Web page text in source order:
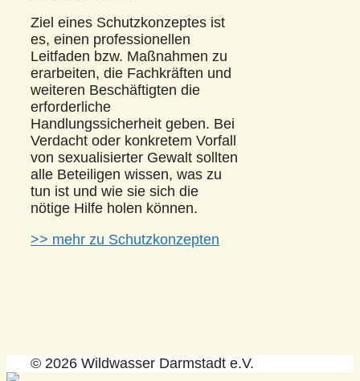
Ziel eines Schutzkonzeptes ist
es, einen professionellen
Leitfaden bzw. Maßnahmen zu
erarbeiten, die Fachkräften und
weiteren Beschäftigten die
erforderliche
Handlungssicherheit geben. Bei
Verdacht oder konkretem Vorfall
von sexualisierter Gewalt sollten
alle Beteiligen wissen, was zu
tun ist und wie sie sich die
nötige Hilfe holen können.
>> mehr zu Schutzkonzepten
© 2026 Wildwasser Darmstadt e.V.